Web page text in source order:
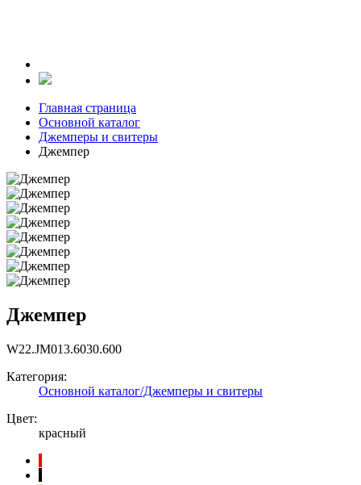
Главная страница
Основной каталог
Джемперы и свитеры
Джемпер
Джемпер
W22.JM013.6030.600
Категория:
Основной каталог/Джемперы и свитеры
Цвет:
красный